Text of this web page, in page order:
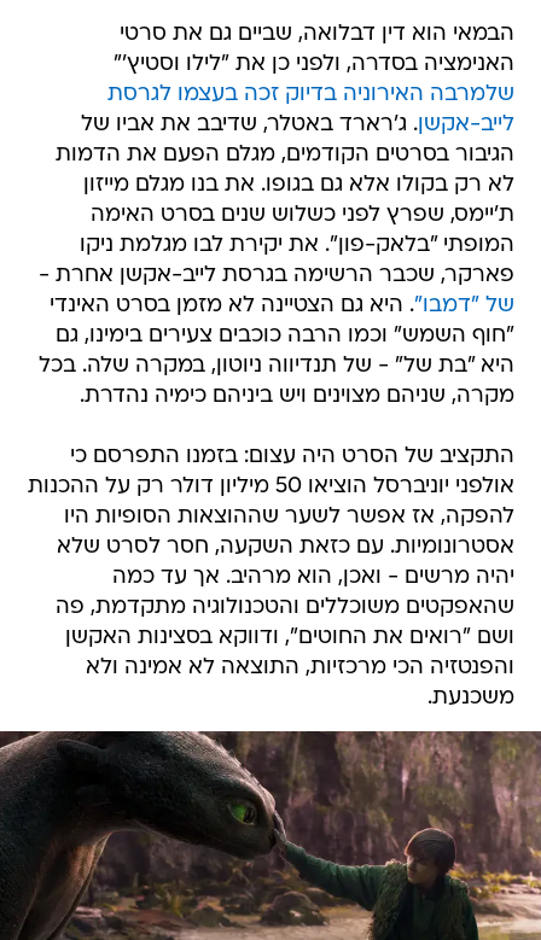
הבמאי הוא דין דבלואה, שביים גם את סרטי
האנימציה בסדרה, ולפני כן את "לילו וסטיץ'"
שלמרבה האירוניה בדיוק זכה בעצמו לגרסת
לייב-אקשן. ג'רארד באטלר, שדיבב את אביו של
הגיבור בסרטים הקודמים, מגלם הפעם את הדמות
לא רק בקולו אלא גם בגופו. את בנו מגלם מייזון
ת'יימס, שפרץ לפני כשלוש שנים בסרט האימה
המופתי "בלאק-פון". את יקירת לבו מגלמת ניקו
פארקר, שכבר הרשימה בגרסת לייב-אקשן אחרת -
של "דמבו". היא גם הצטיינה לא מזמן בסרט האינדי
"חוף השמש" וכמו הרבה כוכבים צעירים בימינו, גם
היא "בת של" - של תנדיווה ניוטון, במקרה שלה. בכל
מקרה, שניהם מצוינים ויש ביניהם כימיה נהדרת.
התקציב של הסרט היה עצום: בזמנו התפרסם כי
אולפני יוניברסל הוציאו 50 מיליון דולר רק על ההכנות
להפקה, אז אפשר לשער שההוצאות הסופיות היו
אסטרונומיות. עם כזאת השקעה, חסר לסרט שלא
יהיה מרשים - ואכן, הוא מרהיב. אך עד כמה
שהאפקטים משוכללים והטכנולוגיה מתקדמת, פה
ושם "רואים את החוטים", ודווקא בסצינות האקשן
והפנטזיה הכי מרכזיות, התוצאה לא אמינה ולא
משכנעת.